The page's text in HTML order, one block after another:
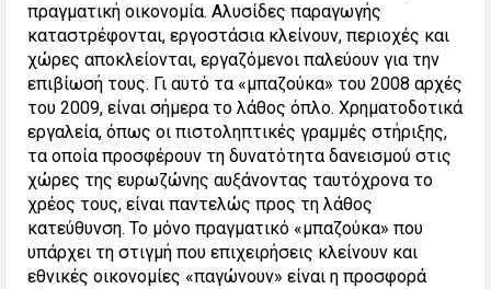
πραγματική οικονομία. Αλυσίδες παραγωγής
καταστρέφονται, εργοστάσια κλείνουν, περιοχές και
χώρες αποκλείονται, εργαζόμενοι παλεύουν για την
επιβίωσή τους. Γι αυτό τα «μπαζούκα» του 2008 αρχές
του 2009, είναι σήμερα το λάθος όπλο. Χρηματοδοτικά
εργαλεία, όπως οι πιστοληπτικές γραμμές στήριξης,
τα οποία προσφέρουν τη δυνατότητα δανεισμού στις
χώρες της ευρωζώνης αυξάνοντας ταυτόχρονα το
χρέος τους, είναι παντελώς προς τη λάθος
κατεύθυνση. Το μόνο πραγματικό «μπαζούκα» που
υπάρχει τη στιγμή που επιχειρήσεις κλείνουν και
εθνικές οικονομίες «παγώνουν» είναι η προσφορά